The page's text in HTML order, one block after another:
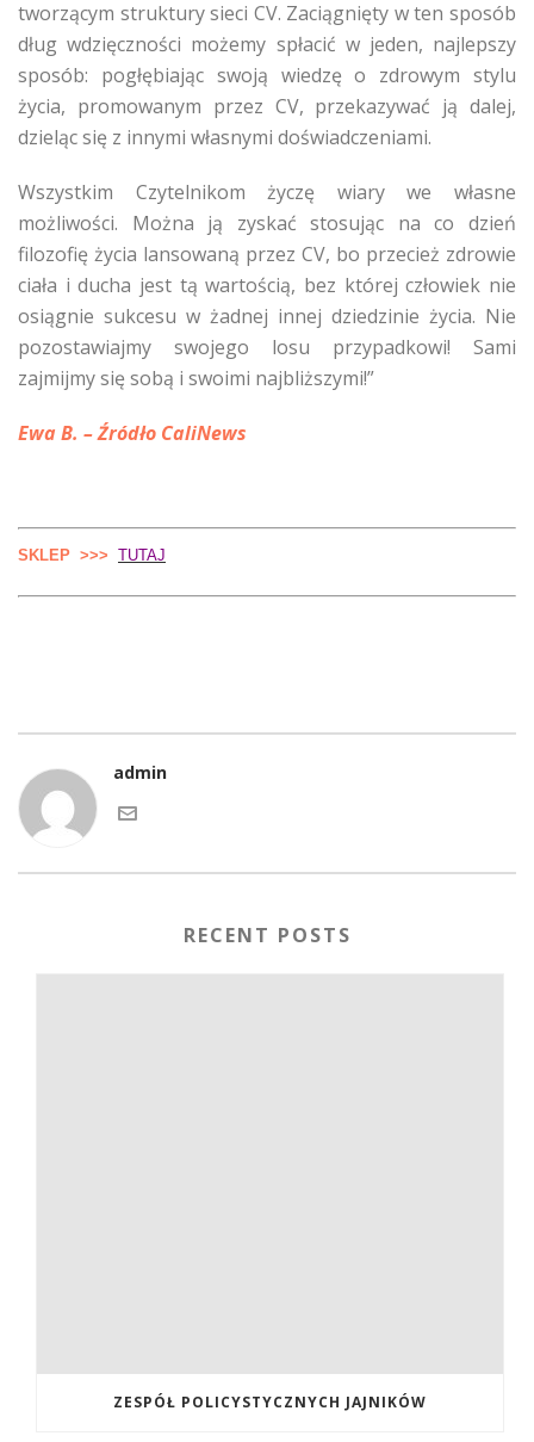
tworzącym struktury sieci CV. Zaciągnięty w ten sposób
dług wdzięczności możemy spłacić w jeden, najlepszy
sposób: pogłębiając swoją wiedzę o zdrowym stylu
życia, promowanym przez CV, przekazywać ją dalej,
dzieląc się z innymi własnymi doświadczeniami.
Wszystkim Czytelnikom życzę wiary we własne
możliwości. Można ją zyskać stosując na co dzień
filozofię życia lansowaną przez CV, bo przecież zdrowie
ciała i ducha jest tą wartością, bez której człowiek nie
osiągnie sukcesu w żadnej innej dziedzinie życia. Nie
pozostawiajmy swojego losu przypadkowi! Sami
zajmijmy się sobą i swoimi najbliższymi!”
Ewa B. – Źródło CaliNews
SKLEP >>> TUTAJ
admin
RECENT POSTS
ZESPÓŁ POLICYSTYCZNYCH JAJNIKÓW